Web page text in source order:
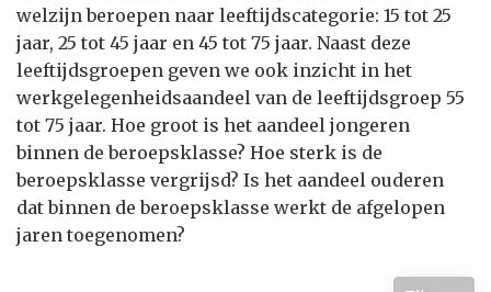
welzijn beroepen naar leeftijdscategorie: 15 tot 25
jaar, 25 tot 45 jaar en 45 tot 75 jaar. Naast deze
leeftijdsgroepen geven we ook inzicht in het
werkgelegenheidsaandeel van de leeftijdsgroep 55
tot 75 jaar. Hoe groot is het aandeel jongeren
binnen de beroepsklasse? Hoe sterk is de
beroepsklasse vergrijsd? Is het aandeel ouderen
dat binnen de beroepsklasse werkt de afgelopen
jaren toegenomen?